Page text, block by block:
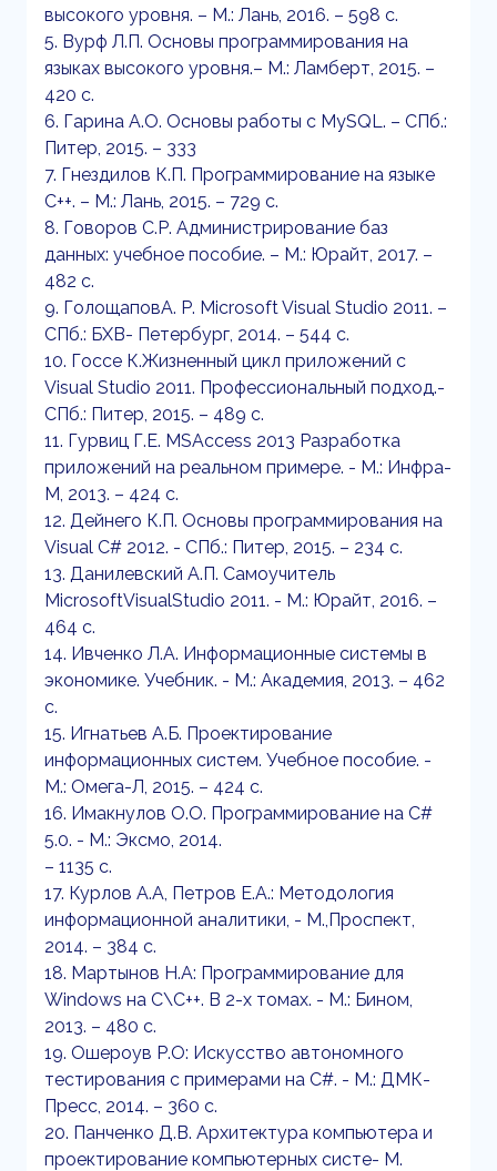
высокого уровня. – М.: Лань, 2016. – 598 с.
5. Вурф Л.П. Основы программирования на
языках высокого уровня.– М.: Ламберт, 2015. –
420 с.
6. Гарина А.О. Основы работы с MySQL. – СПб.:
Питер, 2015. – 333
7. Гнездилов К.П. Программирование на языке
С++. – М.: Лань, 2015. – 729 с.
8. Говоров С.Р. Администрирование баз
данных: учебное пособие. – М.: Юрайт, 2017. –
482 с.
9. ГолощаповА. Р. Microsoft Visual Studio 2011. –
СПб.: БХВ- Петербург, 2014. – 544 с.
10. Госсе К.Жизненный цикл приложений с
Visual Studio 2011. Профессиональный подход.-
СПб.: Питер, 2015. – 489 с.
11. Гурвиц Г.Е. MSAccess 2013 Разработка
приложений на реальном примере. - М.: Инфра-
М, 2013. – 424 с.
12. Дейнего К.П. Основы программирования на
Visual C# 2012. - СПб.: Питер, 2015. – 234 с.
13. Данилевский А.П. Самоучитель
MicrosoftVisualStudio 2011. - М.: Юрайт, 2016. –
464 с.
14. Ивченко Л.А. Информационные системы в
экономике. Учебник. - М.: Академия, 2013. – 462
с.
15. Игнатьев А.Б. Проектирование
информационных систем. Учебное пособие. -
М.: Омега-Л, 2015. – 424 с.
16. Имакнулов О.О. Программирование на C#
5.0. - М.: Эксмо, 2014.
– 1135 с.
17. Курлов А.А, Петров Е.А.: Методология
информационной аналитики, - М.,Проспект,
2014. – 384 с.
18. Мартынов Н.А: Программирование для
Windows на С\С++. В 2-х томах. - М.: Бином,
2013. – 480 с.
19. Ошероув Р.О: Искусство автономного
тестирования с примерами на С#. - М.: ДМК-
Пресс, 2014. – 360 с.
20. Панченко Д.В. Архитектура компьютера и
проектирование компьютерных систе- М.